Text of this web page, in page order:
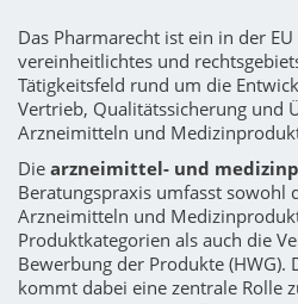
Das Pharmarecht ist ein in der
vereinheitlichtes und
Tätigkeitsfeld rund um die
Vertrieb, Qualitätssicherung und
Arzneimitteln und
Die arzneimittel- und
Beratungspraxis umfasst sowohl
Arzneimitteln und
Produktkategorien als auch die
Bewerbung der Produkte (HWG).
kommt dabei eine zentrale Rolle